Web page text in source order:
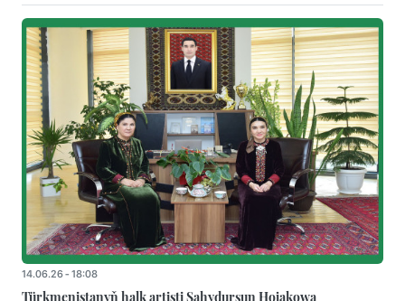
14.06.26 - 18:08
Türkmenistanyň halk artisti Sahydursun Hojakowa